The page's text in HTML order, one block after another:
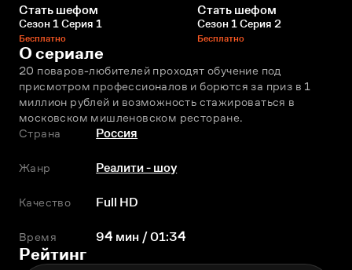
Стать шефом
Сезон 1 Серия 1
Бесплатно
Стать шефом
Сезон 1 Серия 2
Бесплатно
О сериале
20 поваров-любителей проходят обучение под
присмотром профессионалов и борются за приз в 1
миллион рублей и возможность стажироваться в
московском мишленовском ресторане.
Страна
Россия
Жанр Реалити - шоу
Качество Full HD
Время 94 мин / 01:34
Рейтинг